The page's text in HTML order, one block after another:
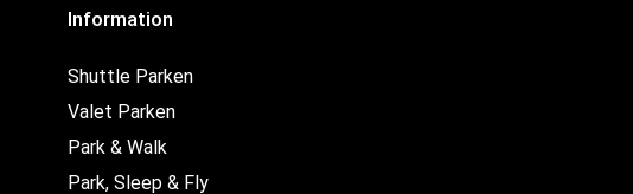
Information
Shuttle Parken
Valet Parken
Park & Walk
Park, Sleep & Fly